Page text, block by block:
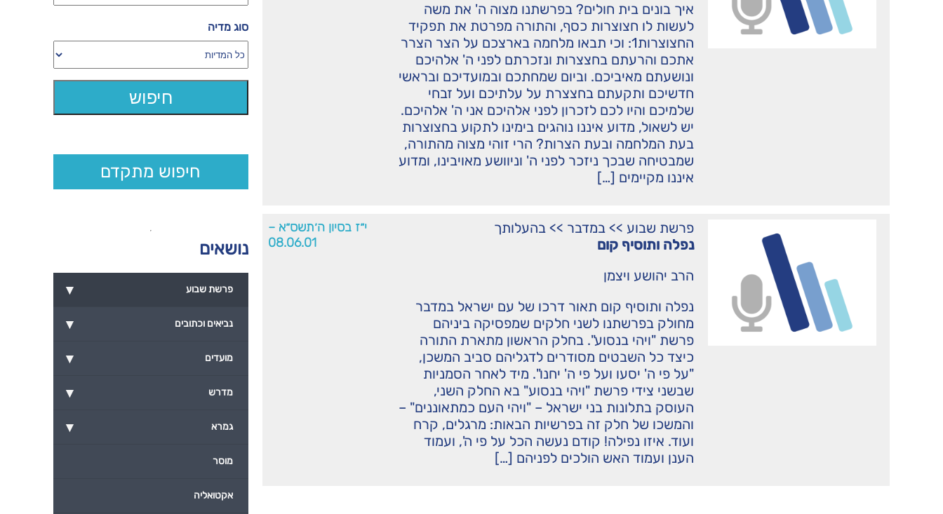
איך בונים בית חולים? בפרשתנו מצוה ה' את משה
לעשות לו חצוצרות כסף, והתורה מפרטת את תפקיד
החצוצרות1: וכי תבאו מלחמה בארצכם על הצר הצרר
אתכם והרעתם בחצצרות ונזכרתם לפני ה' אלהיכם
ונושעתם מאיביכם. וביום שמחתכם ובמועדיכם ובראשי
חדשיכם ותקעתם בחצצרת על עלתיכם ועל זבחי
שלמיכם והיו לכם לזכרון לפני אלהיכם אני ה' אלהיכם.
יש לשאול, מדוע איננו נוהגים בימינו לתקוע בחצוצרות
בעת המלחמה ובעת הצרות? הרי זוהי מצוה מהתורה,
שמבטיחה שבכך ניזכר לפני ה' וניוושע מאויבינו, ומדוע
איננו מקיימים […]
פרשת שבוע >>במדבר >>בהעלותך
נפלה ותוסיף קום
הרב יהושע ויצמן
נפלה ותוסיף קום תאור דרכו של עם ישראל במדבר
מחולק בפרשתנו לשני חלקים שמפסיקה ביניהם
פרשת "ויהי בנסוע". בחלק הראשון מתארת התורה
כיצד כל השבטים מסודרים לדגליהם סביב המשכן,
"על פי ה' יסעו ועל פי ה' יחנו". מיד לאחר הסמניות
שבשני צידי פרשת "ויהי בנסוע" בא החלק השני,
העוסק בתלונות בני ישראל – "ויהי העם כמתאוננים" –
והמשכו של חלק זה בפרשיות הבאות: מרגלים, קרח
ועוד. איזו נפילה! קודם נעשה הכל על פי ה', ועמוד
הענן ועמוד האש הולכים לפניהם […]
י״ז בסיון ה׳תשס״א –
08.06.01
סוג מדיה
חיפוש מתקדם
נושאים
▾ פרשת שבוע
▾ נביאים וכתובים
▾ מועדים
▾ מדרש
▾ גמרא
מוסר
אקטואליה